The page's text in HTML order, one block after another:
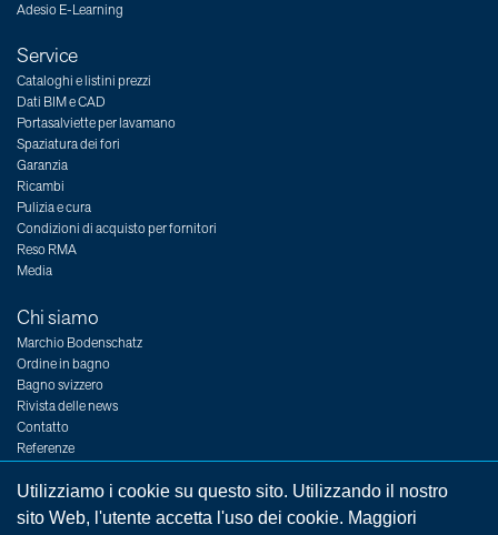
Adesio E-Learning
Service
Cataloghi e listini prezzi
Dati BIM e CAD
Portasalviette per lavamano
Spaziatura dei fori
Garanzia
Ricambi
Pulizia e cura
Condizioni di acquisto per fornitori
Reso RMA
Media
Chi siamo
Marchio Bodenschatz
Ordine in bagno
Bagno svizzero
Rivista delle news
Contatto
Referenze
Posti vacanti
Utilizziamo i cookie su questo sito. Utilizzando il nostro
sito Web, l'utente accetta l'uso dei cookie. Maggiori